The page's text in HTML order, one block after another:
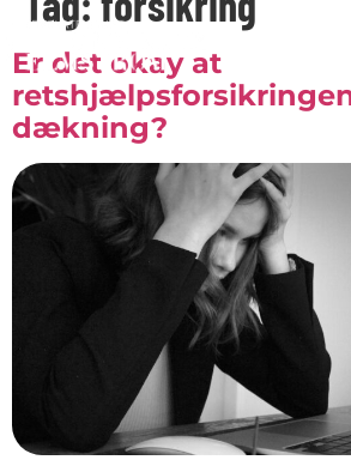
Er det okay at
dækning?